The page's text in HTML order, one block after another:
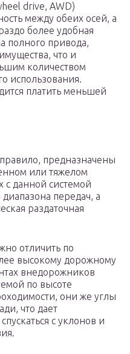
drive, AWD)
между обеих осей, а
более удобная
полного привода,
что и
количеством
использования.
платить меньшей
предназначены
или тяжелом
с данной системой
передач, а
раздаточная
отличить по
высокому дорожному
внедорожников
по высоте
они же углы
что дает
с уклонов и